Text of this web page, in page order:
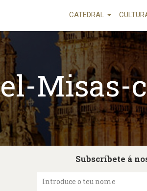
CATEDRAL
Misas-
Subscríbete á
Introduce o teu nome